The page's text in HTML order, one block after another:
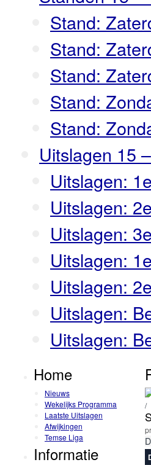
Stand:
Stand:
Stand:
Stand:
Stand:
Uitslagen 15
Uitslagen:
Uitslagen:
Uitslagen:
Uitslagen:
Uitslagen:
Uitslagen:
Uitslagen:
Home
Nieuws
Wekelijks Programma
Laatste Uitslagen
Afwijkingen
Temse Liga
Informatie
/